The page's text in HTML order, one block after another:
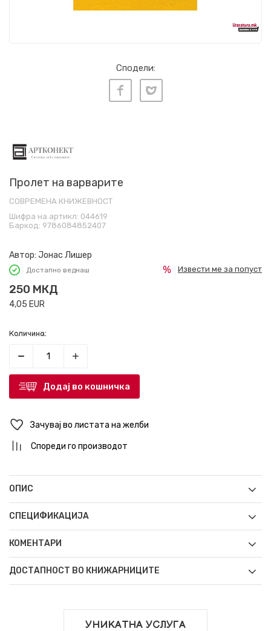
Сподели:
Пролет на варварите
СОВРЕМЕНА КНИЖЕВНОСТ
Шифра на артикл: 044619
Баркод: 9786084852407
Автор: Јонас Лишер
Достапно веднаш
250 МКД
4,05 EUR
Извести ме за попуст
Количина:
Додај во кошничка
Зачувај во листата на желби
Спореди го производот
ОПИС
СПЕЦИФИКАЦИЈА
КОМЕНТАРИ
ДОСТАПНОСТ ВО КНИЖАРНИЦИТЕ
УНИКАТНА УСЛУГА